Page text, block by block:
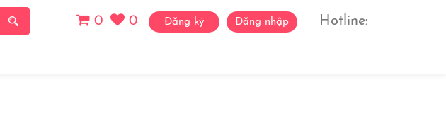
0 0 Đăng ký Đăng nhập Hotline: